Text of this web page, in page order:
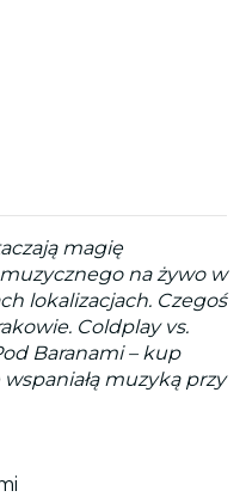
magię
na żywo w
lokalizacjach. Czegoś
Coldplay vs.
Baranami – kup
muzyką przy